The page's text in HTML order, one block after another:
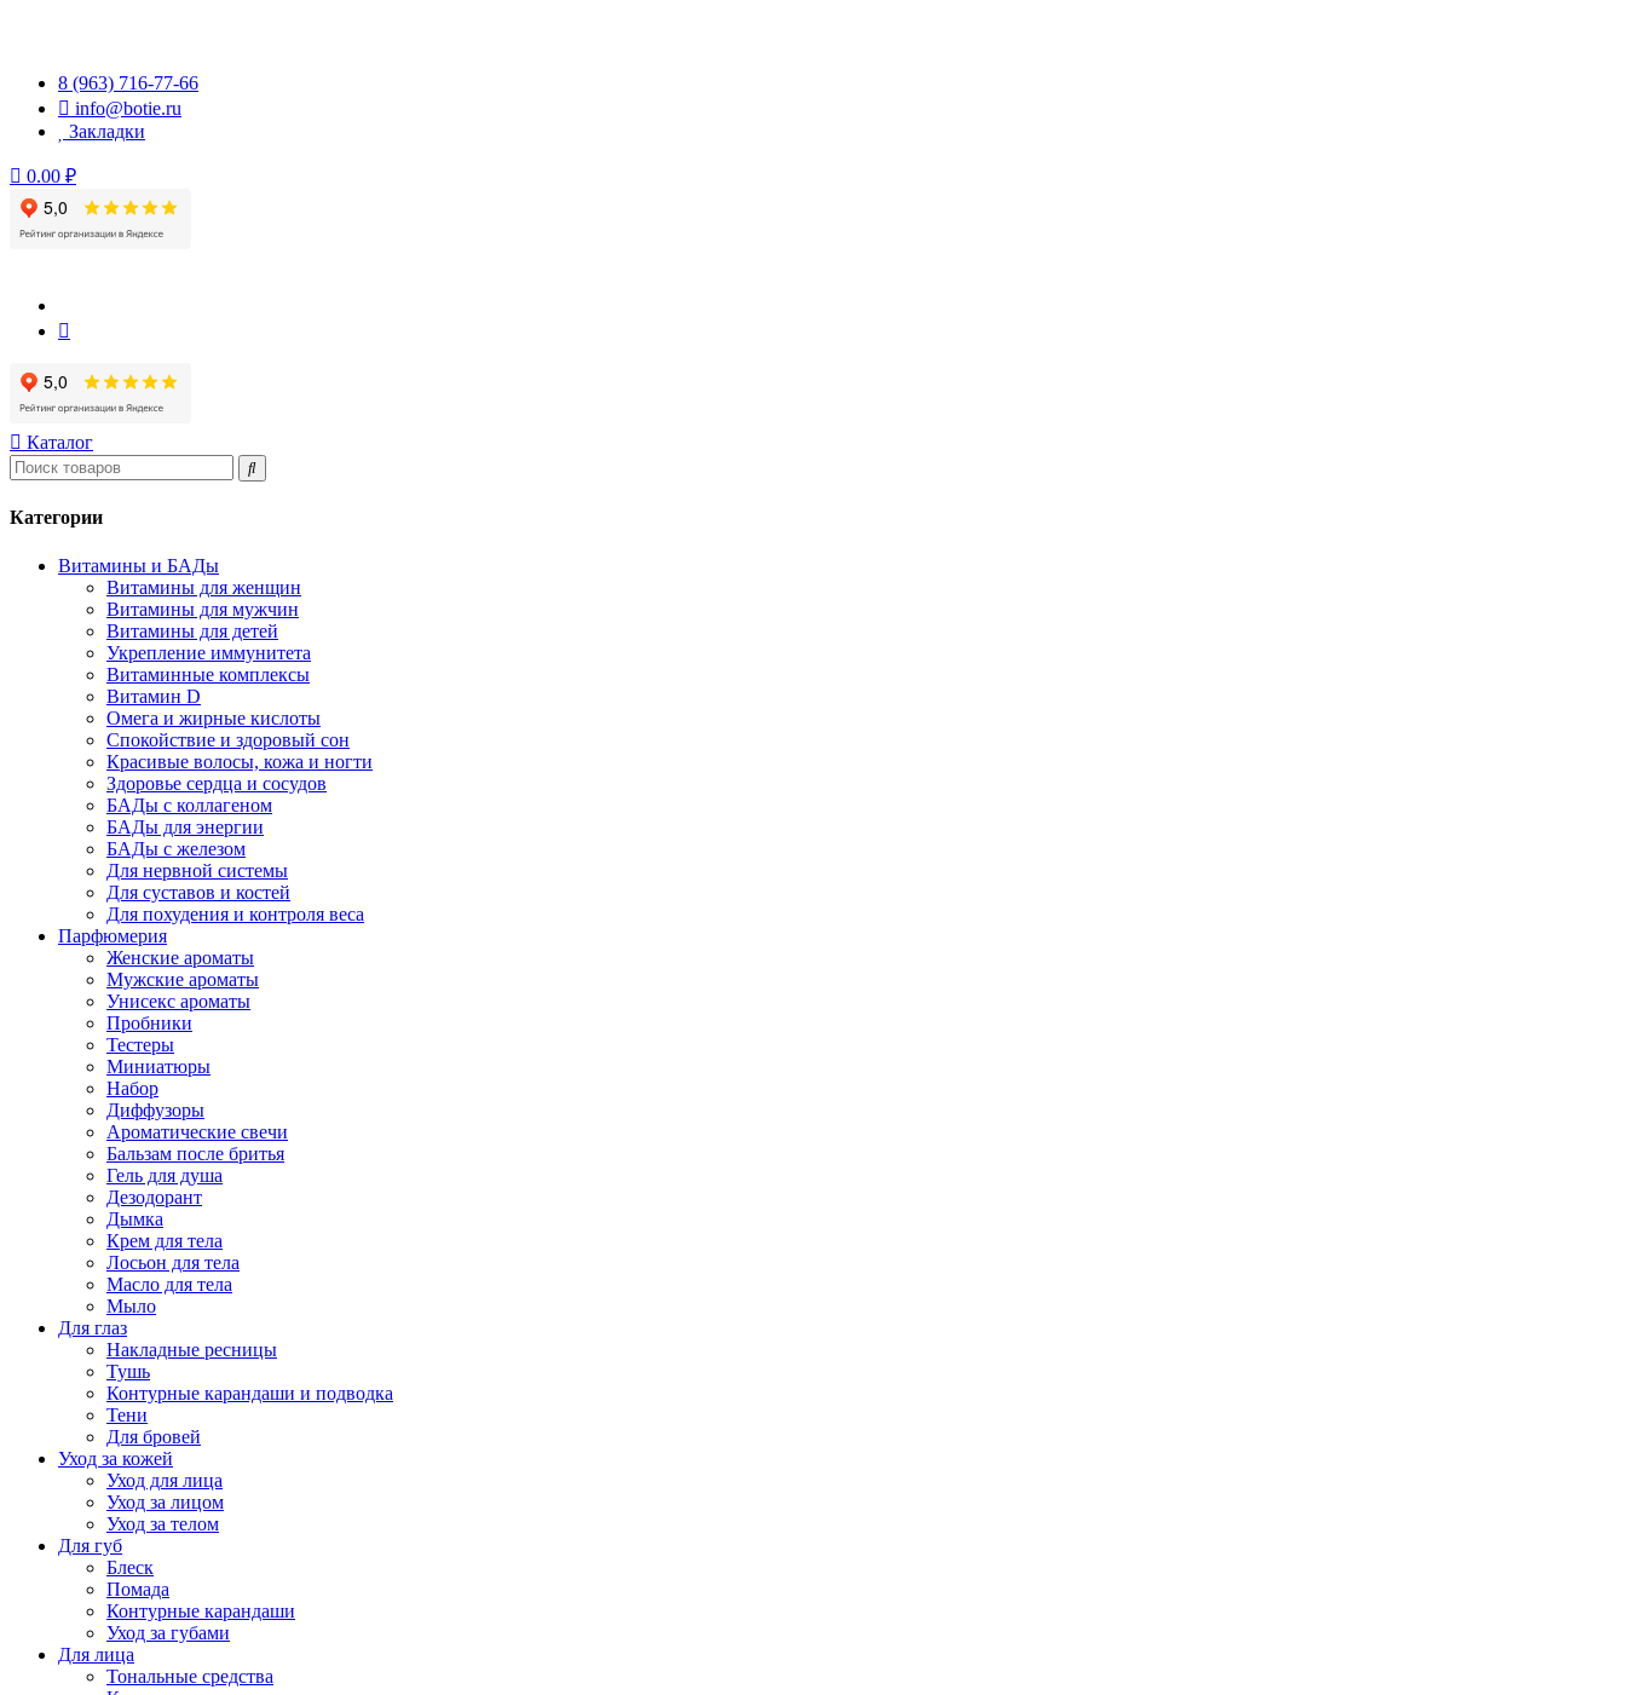
8 (963) 716-77-66
info@botie.ru
Закладки
0.00 ₽
Каталог
Категории
Витамины и БАДы
Витамины для женщин
Витамины для мужчин
Витамины для детей
Укрепление иммунитета
Витаминные комплексы
Витамин D
Омега и жирные кислоты
Спокойствие и здоровый сон
Красивые волосы, кожа и ногти
Здоровье сердца и сосудов
БАДы с коллагеном
БАДы для энергии
БАДы с железом
Для нервной системы
Для суставов и костей
Для похудения и контроля веса
Парфюмерия
Женские ароматы
Мужские ароматы
Унисекс ароматы
Пробники
Тестеры
Миниатюры
Набор
Диффузоры
Ароматические свечи
Бальзам после бритья
Гель для душа
Дезодорант
Дымка
Крем для тела
Лосьон для тела
Масло для тела
Мыло
Для глаз
Накладные ресницы
Тушь
Контурные карандаши и подводка
Тени
Для бровей
Уход за кожей
Уход для лица
Уход за лицом
Уход за телом
Для губ
Блеск
Помада
Контурные карандаши
Уход за губами
Для лица
Тональные средства